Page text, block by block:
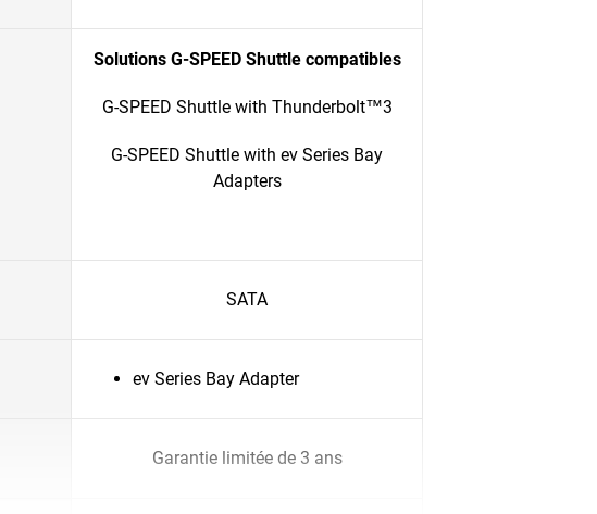
Solutions G-SPEED Shuttle compatibles
G-SPEED Shuttle with Thunderbolt™3
G-SPEED Shuttle with ev Series Bay
Adapters
SATA
ev Series Bay Adapter
Garantie limitée de 3 ans